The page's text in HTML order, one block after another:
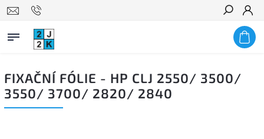
Hledat
FIXAČNÍ FÓLIE - HP CLJ 2550/ 3500/
3550/ 3700/ 2820/ 2840